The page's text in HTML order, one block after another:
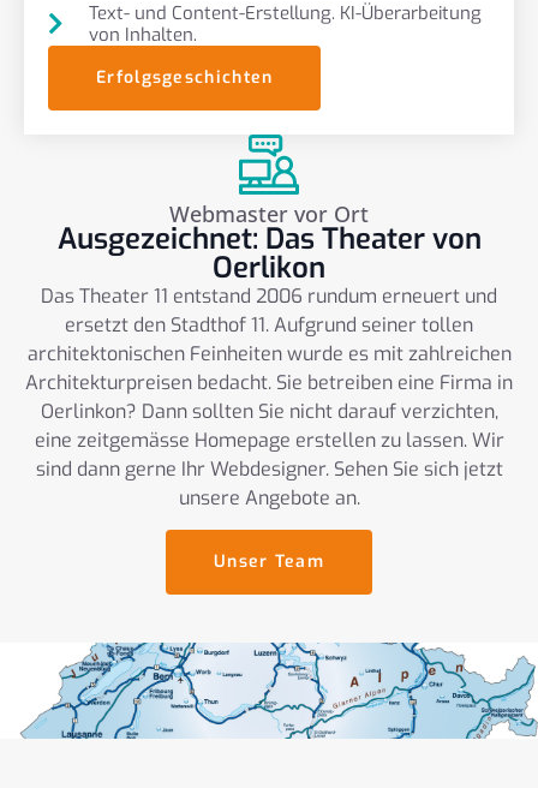
Text- und Content-Erstellung. KI-Überarbeitung
von Inhalten.
Erfolgsgeschichten
Webmaster vor Ort
Ausgezeichnet: Das Theater von
Oerlikon
Das Theater 11 entstand 2006 rundum erneuert und
ersetzt den Stadthof 11. Aufgrund seiner tollen
architektonischen Feinheiten wurde es mit zahlreichen
Architekturpreisen bedacht. Sie betreiben eine Firma in
Oerlinkon? Dann sollten Sie nicht darauf verzichten,
eine zeitgemässe Homepage erstellen zu lassen. Wir
sind dann gerne Ihr Webdesigner. Sehen Sie sich jetzt
unsere Angebote an.
Unser Team